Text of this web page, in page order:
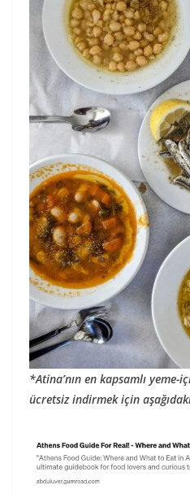
*Atina’nın en kapsamlı yeme-
ücretsiz indirmek için